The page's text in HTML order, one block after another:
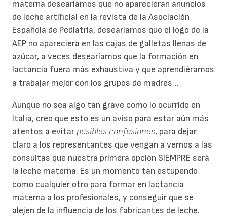
materna desearíamos que no aparecieran anuncios
de leche artificial en la revista de la Asociación
Española de Pediatría, desearíamos que el logo de la
AEP no apareciera en las cajas de galletas llenas de
azúcar, a veces desearíamos que la formación en
lactancia fuera más exhaustiva y que aprendiéramos
a trabajar mejor con los grupos de madres…
Aunque no sea algo tan grave como lo ocurrido en
Italia, creo que esto es un aviso para estar aún más
atentos a evitar posibles confusiones, para dejar
claro a los representantes que vengan a vernos a las
consultas que nuestra primera opción SIEMPRE será
la leche materna. Es un momento tan estupendo
como cualquier otro para formar en lactancia
materna a los profesionales, y conseguir que se
alejen de la influencia de los fabricantes de leche.